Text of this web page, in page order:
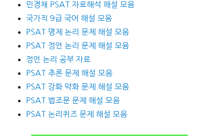
민경채 PSAT 자료해석 해설 모음
국가직 9급 국어 해설 모음
PSAT 명제 논리 문제 해설 모음
PSAT 정언 논리 문제 해설 모음
정언 논리 공부 자료
PSAT 추론 문제 해설 모음
PSAT 강화 약화 문제 해설 모음
PSAT 법조문 문제 해설 모음
PSAT 논리퀴즈 문제 해설 모음